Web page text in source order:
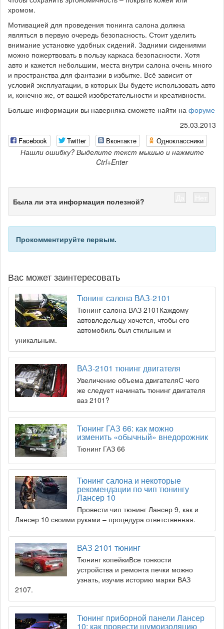
хромом.
Мотивацией для проведения тюнинга салона должна
являться в первую очередь безопасность. Стоит уделить
внимание установке удобных сидений. Задними сидениями
можно пожертвовать в пользу каркаса безопасности. Хотя
авто и кажется небольшим, места внутри салона очень много
и пространства для фантазии в избытке. Всё зависит от
условий эксплуатации, в которых Вы будете использовать авто
и, конечно же, от вашей изобретательности и креативности.
Больше информации вы наверняка сможете найти на форуме
25.03.2013
Facebook Twitter Вконтакте Одноклассники
Нашли ошибку? Выделите текст мышью и нажмите
Ctrl+Enter
Была ли эта информация полезной?
Прокомментируйте первым.
Вас может заинтересовать
Тюнинг салона ВАЗ-2101
Тюнинг салона ВАЗ 2101Каждому
автовледельцу хочется, чтобы его
автомобиль был стильным и
уникальным.
ВАЗ-2101 тюнинг двигателя
Увеличение объема двигателяС чего
же следует начинать тюнинг двигателя
ваз 2101?
Тюнинг ГАЗ 66: как можно
изменить «обычный» внедорожник
Тюнинг ГАЗ 66
Тюнинг салона и некоторые
рекомендации по чип тюнингу
Лансер 10
Провести чип тюнинг Лансер 9, как и
Лансер 10 своими руками – процедура ответственная.
ВАЗ 2101 тюнинг
Тюнинг копейкиВсе тонкости
устройства и ремонта печки можно
узнать, изучив историю марки ВАЗ
2107.
Тюнинг приборной панели Лансер
10: как провести шумоизоляцию